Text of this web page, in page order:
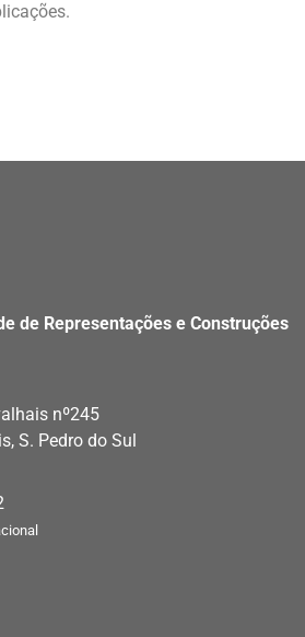
de Representações e Construções
nº245
S. Pedro do Sul